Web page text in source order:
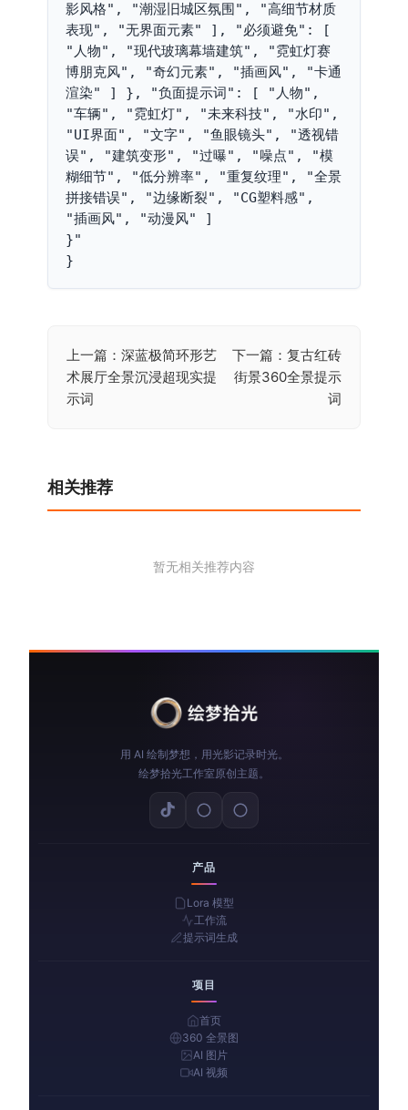
影风格", "潮湿旧城区氛围", "高细节材质
表现", "无界面元素" ], "必须避免": [
"人物", "现代玻璃幕墙建筑", "霓虹灯赛
博朋克风", "奇幻元素", "插画风", "卡通
渲染" ] }, "负面提示词": [ "人物",
"车辆", "霓虹灯", "未来科技", "水印",
"UI界面", "文字", "鱼眼镜头", "透视错
误", "建筑变形", "过曝", "噪点", "模
糊细节", "低分辨率", "重复纹理", "全景
拼接错误", "边缘断裂", "CG塑料感",
"插画风", "动漫风" ]
}"
}
文
章
上一篇：深蓝极简环形艺
术展厅全景沉浸超现实提
示词
下一篇：复古红砖
街景360全景提示
词
相关推荐
暂无相关推荐内容
用 AI 绘制梦想，用光影记录时光。
绘梦拾光工作室原创主题。
产品
Lora 模型
工作流
提示词生成
项目
首页
360 全景图
AI 图片
AI 视频